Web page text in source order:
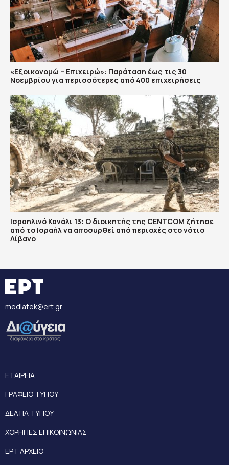
«Εξοικονομώ – Επιχειρώ»: Παράταση έως τις 30
Νοεμβρίου για περισσότερες από 400 επιχειρήσεις
Ισραηλινό Κανάλι 13: Ο διοικητής της CENTCOM ζήτησε
από το Ισραήλ να αποσυρθεί από περιοχές στο νότιο
Λίβανο
mediatek@ert.gr
ΕΤΑΙΡΕΙΑ
ΓΡΑΦΕΙΟ ΤΥΠΟΥ
ΔΕΛΤΙΑ ΤΥΠΟΥ
ΧΟΡΗΓΙΕΣ ΕΠΙΚΟΙΝΩΝΙΑΣ
ΕΡΤ ΑΡΧΕΙΟ